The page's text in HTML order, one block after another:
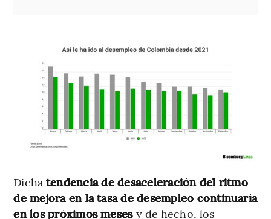
Dicha tendencia de desaceleración del ritmo
de mejora en la tasa de desempleo continuaría
en los próximos meses y de hecho, los